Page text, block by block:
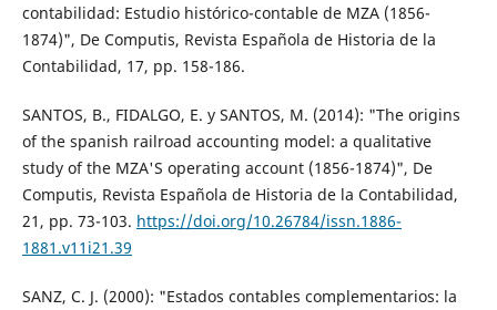
contabilidad: Estudio histórico-contable de MZA (1856-
1874)", De Computis, Revista Española de Historia de la
Contabilidad, 17, pp. 158-186.
SANTOS, B., FIDALGO, E. y SANTOS, M. (2014): "The origins
of the spanish railroad accounting model: a qualitative
study of the MZA'S operating account (1856-1874)", De
Computis, Revista Española de Historia de la Contabilidad,
21, pp. 73-103. https://doi.org/10.26784/issn.1886-
1881.v11i21.39
SANZ, C. J. (2000): "Estados contables complementarios: la